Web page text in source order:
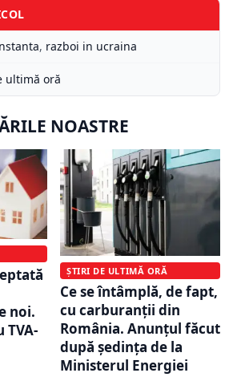
, razboi in ucraina
ultimă oră
NOASTRE
noi.
TVA-
ȘTIRI DE ULTIMĂ ORĂ
Ce se întâmplă, de fapt,
cu carburanții din
România. Anunțul făcut
după ședința de la
Ministerul Energiei